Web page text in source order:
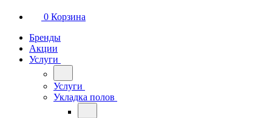
0 Корзина
Бренды
Акции
Услуги
Услуги
Укладка полов